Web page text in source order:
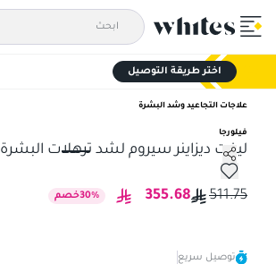
اختر طريقة التوصيل
علاجات التجاعيد وشد البشرة
فيلورجا
ليفت ديزاينر سيروم لشد ترهلات البشرة 30مل
ليفت ديزاينر سيروم لشد ترهلات البشرة 30مل
511.75
355.68
30% خصم
توصيل سريع